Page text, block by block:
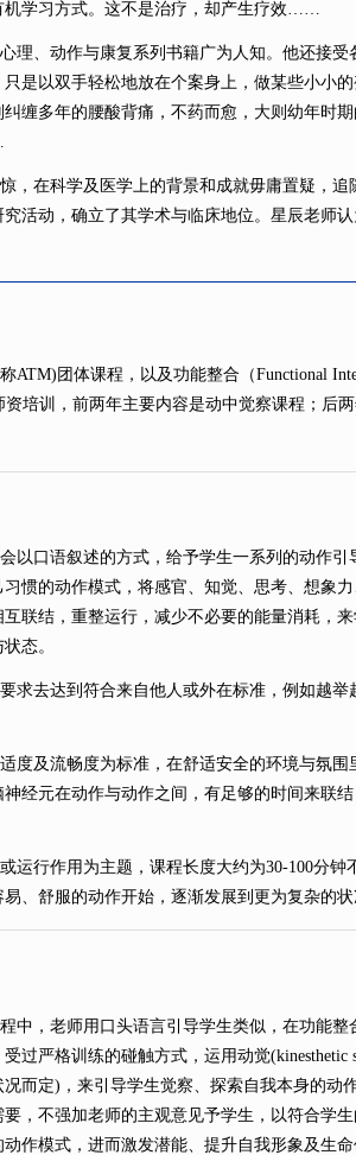
，老师用口头语言引导学生类似，在功能整
过严格训练的碰触方式，运用动觉(kinesthetic
而定)，来引导学生觉察、探索自我本身的动
，不强加老师的主观意见予学生，以符合学
作模式，进而激发潜能、提升自我形象及生
学习方式。这不是治疗，却产生疗效……
理、动作与康复系列书籍广为人知。他还接
是以双手轻松地放在个案身上，做某些小小
缠多年的腰酸背痛，不药而愈，大则幼年时
在科学及医学上的背景和成就毋庸置疑，追
活动，确立了其学术与临床地位。星辰老师
称ATM)团体课程，以及功能整合（Functional
培训，前两年主要内容是动中觉察课程；后
口语叙述的方式，给予学生一系列的动作引
惯的动作模式，将感官、知觉、思考、想象
联结，重整运行，减少不必要的能量消耗，
态。
去达到符合来自他人或外在标准，例如越举
及流畅度为标准，在舒适安全的环境与氛围
经元在动作与动作之间，有足够的时间来联
行作用为主题，课程长度大约为30-100分钟
、舒服的动作开始，逐渐发展到更为复杂的状